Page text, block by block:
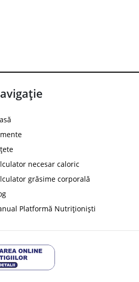
necesar caloric
grăsime corporală
Platformă Nutriționiști